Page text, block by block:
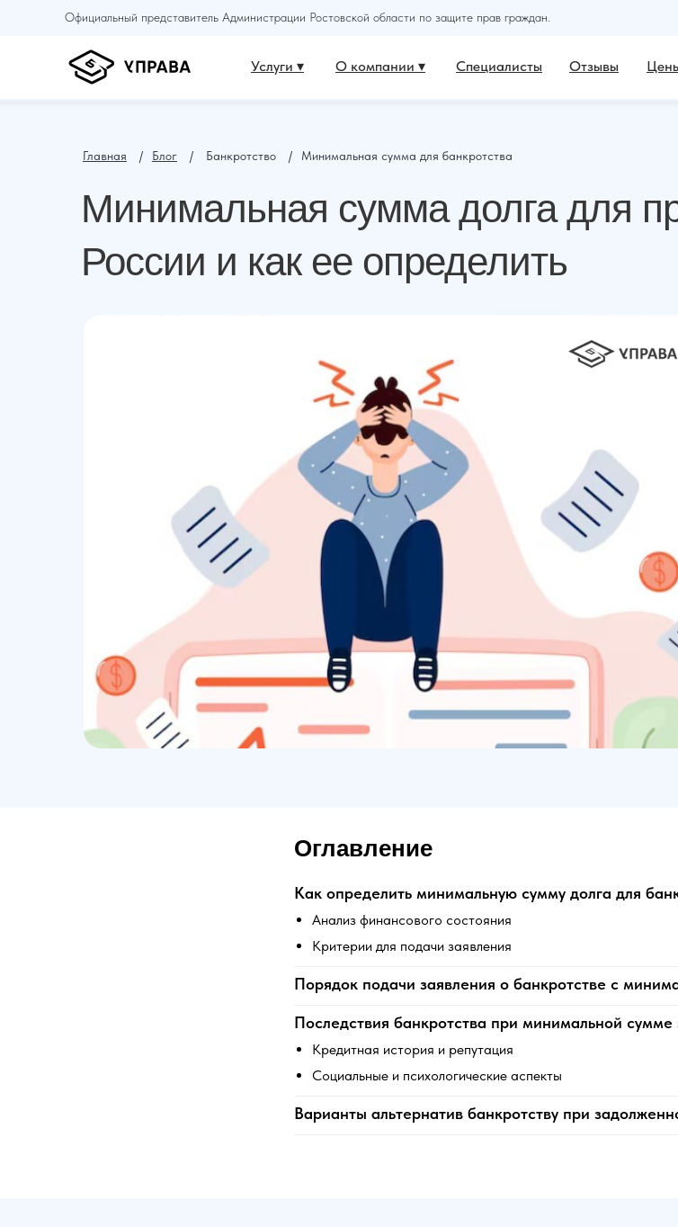
Услуги ▾ Отзывы
О компании ▾ Специалисты
Официальный представитель Администрации Ростовской области по защите прав граждан.
Минимальная сумма долга для
России и как ее определить
Главная ⠀ /⠀ Блог ⠀ /⠀ Банкротство⠀ /⠀Минимальная сумма для банкротства
Оглавление
Как определить минимальную сумму долга для
Анализ финансового состояния
Критерии для подачи заявления
Порядок подачи заявления о банкротстве с
Последствия банкротства при минимальной сумме
Кредитная история и репутация
Социальные и психологические аспекты
Варианты альтернатив банкротству при